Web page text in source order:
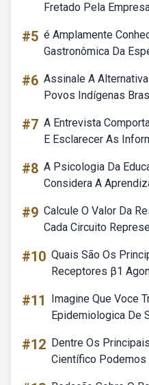
Fretado Pela
#5 é Amplamente
Gastronômica Da
#6 Assinale A
Povos Indígenas
#7 A Entrevista
E Esclarecer As
#8 A Psicologia Da
Considera A
#9 Calcule O Valor Da
Cada Circuito
#10 Quais São Os
Receptores β1
#11
Imagine Que Voce
Epidemiologica De
#12 Dentre Os
Científico Podemos